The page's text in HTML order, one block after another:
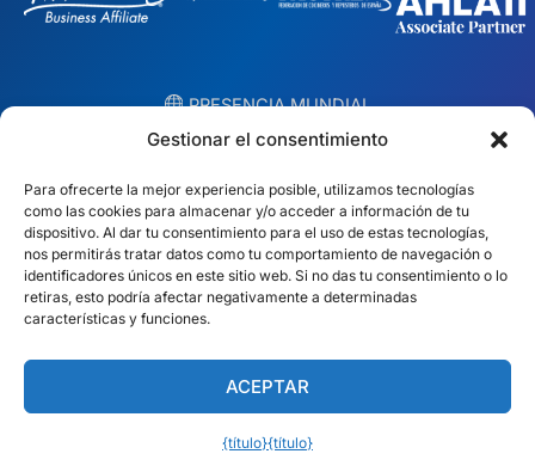
Gestionar el consentimiento
Para ofrecerte la mejor experiencia posible, utilizamos tecnologías
como las cookies para almacenar y/o acceder a información de tu
dispositivo. Al dar tu consentimiento para el uso de estas tecnologías,
nos permitirás tratar datos como tu comportamiento de navegación o
identificadores únicos en este sitio web. Si no das tu consentimiento o lo
retiras, esto podría afectar negativamente a determinadas
características y funciones.
ACEPTAR
{título}{título}
︎ PRESENCIA MUNDIAL
Equipos locales en 10 países
EE.UU.
Dubái
México
España
Irlanda
Polonia
Australia
Sudáfrica
Encuentra tu equipo local →